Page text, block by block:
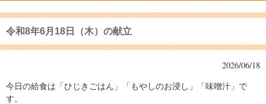
令和8年6月18日（木）の献立
2026/06/18
今日の給食は「ひじきごはん」「もやしのお浸し」「味噌汁」で
す。